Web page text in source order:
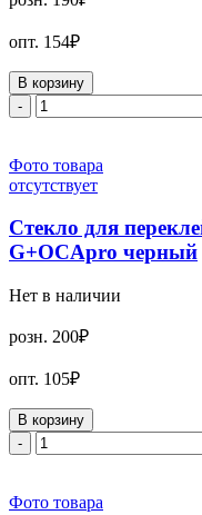
опт. 154₽
В корзину
-
Фото товара
отсутствует
Стекло для
G+OCApro черный
Нет в наличии
розн. 200₽
опт. 105₽
В корзину
-
Фото товара